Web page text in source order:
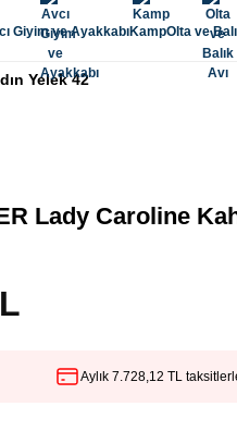
Giyim ve AyakkabıKampOlta ve
Yelek 42
Lady Caroline
Aylık 7.728,12 TL